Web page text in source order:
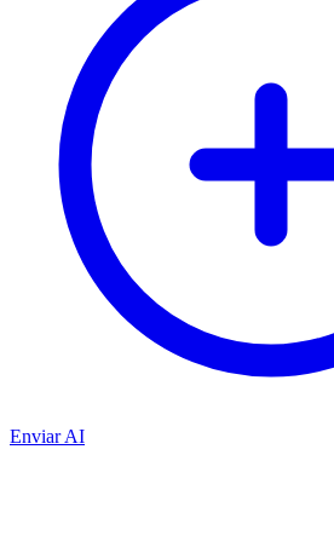
Enviar AI